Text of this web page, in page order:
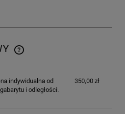
KOSZTÓW
indywidualna od
i odległości.
350,00 zł